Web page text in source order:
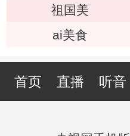
祖国美
ai美食
首页 直播 听音